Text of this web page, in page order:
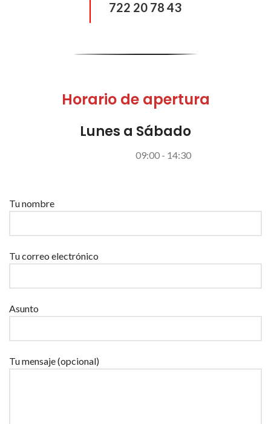
722 20 78 43
Horario de apertura
Lunes a Sábado
09:00 - 14:30
Tu nombre
Tu correo electrónico
Asunto
Tu mensaje (opcional)